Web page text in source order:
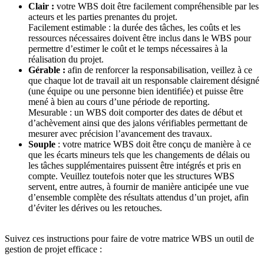
Clair : votre WBS doit être facilement compréhensible par les
acteurs et les parties prenantes du projet.
Facilement estimable : la durée des tâches, les coûts et les
ressources nécessaires doivent être inclus dans le WBS pour
permettre d’estimer le coût et le temps nécessaires à la
réalisation du projet.
Gérable : afin de renforcer la responsabilisation, veillez à ce
que chaque lot de travail ait un responsable clairement désigné
(une équipe ou une personne bien identifiée) et puisse être
mené à bien au cours d’une période de reporting.
Mesurable : un WBS doit comporter des dates de début et
d’achèvement ainsi que des jalons vérifiables permettant de
mesurer avec précision l’avancement des travaux.
Souple : votre matrice WBS doit être conçu de manière à ce
que les écarts mineurs tels que les changements de délais ou
les tâches supplémentaires puissent être intégrés et pris en
compte. Veuillez toutefois noter que les structures WBS
servent, entre autres, à fournir de manière anticipée une vue
d’ensemble complète des résultats attendus d’un projet, afin
d’éviter les dérives ou les retouches.
Suivez ces instructions pour faire de votre matrice WBS un outil de
gestion de projet efficace :